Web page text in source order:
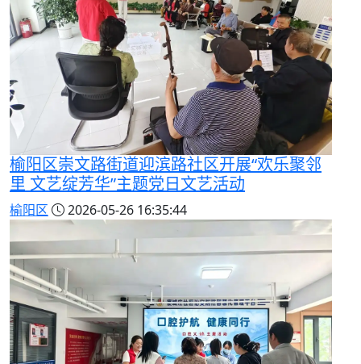
榆阳区崇文路街道迎滨路社区开展“欢乐聚邻
里 文艺绽芳华”主题党日文艺活动
榆阳区 2026-05-26 16:35:44